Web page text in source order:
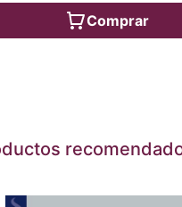
Comprar